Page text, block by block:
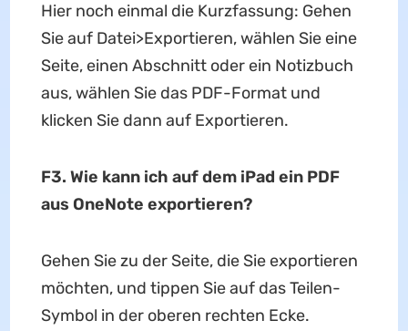
Hier noch einmal die Kurzfassung: Gehen
Sie auf Datei>Exportieren, wählen Sie eine
Seite, einen Abschnitt oder ein Notizbuch
aus, wählen Sie das PDF-Format und
klicken Sie dann auf Exportieren.
F3. Wie kann ich auf dem iPad ein PDF
aus OneNote exportieren?
Gehen Sie zu der Seite, die Sie exportieren
möchten, und tippen Sie auf das Teilen-
Symbol in der oberen rechten Ecke.